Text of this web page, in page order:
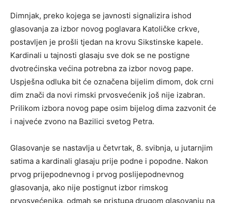
Dimnjak, preko kojega se javnosti signalizira ishod
glasovanja za izbor novog poglavara Katoličke crkve,
postavljen je prošli tjedan na krovu Sikstinske kapele.
Kardinali u tajnosti glasaju sve dok se ne postigne
dvotrećinska većina potrebna za izbor novog pape.
Uspješna odluka bit će označena bijelim dimom, dok crni
dim znači da novi rimski prvosvećenik još nije izabran.
Prilikom izbora novog pape osim bijelog dima zazvonit će
i najveće zvono na Bazilici svetog Petra.
Glasovanje se nastavlja u četvrtak, 8. svibnja, u jutarnjim
satima a kardinali glasaju prije podne i popodne. Nakon
prvog prijepodnevnog i prvog poslijepodnevnog
glasovanja, ako nije postignut izbor rimskog
prvosvećenika, odmah se pristupa drugom glasovanju na